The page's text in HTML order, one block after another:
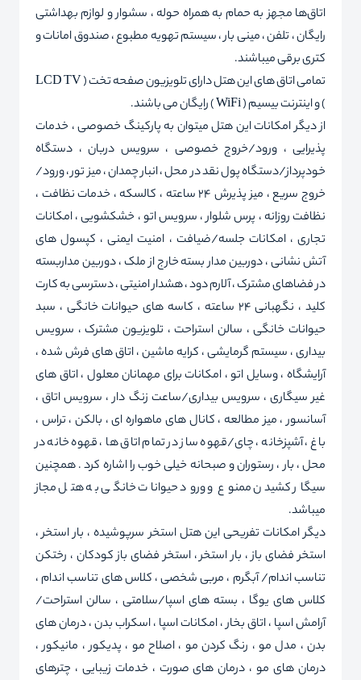
اتاق‌ها مجهز به حمام به همراه حوله ، سشوار و لوازم بهداشتی
رایگان ، تلفن ، مینی بار ، سیستم تهویه مطبوع ، صندوق امانات و
کتری برقی میباشند.
تمامی اتاق های این هتل دارای تلویزیون صفحه تخت ( LCD TV
) و اینترنت بیسیم ( WiFi ) رایگان می باشند.
از دیگر امکانات این هتل میتوان به پارکینگ خصوصی ، خدمات
پذیرایی ، ورود/خروج خصوصی ، سرویس دربان ، دستگاه
خودپرداز/دستگاه پول نقد در محل ، انبار چمدان ، میز تور ، ورود/
خروج سریع ، میز پذیرش 24 ساعته ، کالسکه ، خدمات نظافت ،
نظافت روزانه ، پرس شلوار ، سرویس اتو ، خشکشویی ، امکانات
تجاری ، امکانات جلسه/ضیافت ، امنیت ایمنی ، کپسول های
آتش نشانی ، دوربین مدار بسته خارج از ملک ، دوربین مداربسته
در فضاهای مشترک ، آلارم دود ، هشدار امنیتی ، دسترسی به کارت
کلید ، نگهبانی 24 ساعته ، کاسه های حیوانات خانگی ، سبد
حیوانات خانگی ، سالن استراحت ، تلویزیون مشترک ، سرویس
بیداری ، سیستم گرمایشی ، کرایه ماشین ، اتاق های فرش شده ،
آرایشگاه ، وسایل اتو ، امکانات برای مهمانان معلول ، اتاق های
غیر سیگاری ، سرویس بیداری/ساعت زنگ دار ، سرویس اتاق ،
آسانسور ، میز مطالعه ، کانال های ماهواره ای ، بالکن ، تراس ،
باغ ، آشپزخانه ، چای/قهوه ساز در تمام اتاق ها ، قهوه خانه در
محل ، بار ، رستوران و صبحانه خیلی خوب را اشاره کرد . همچنین
سیگار کشیدن ممنوع و ورود حیوانات خانگی به هتل مجاز
میباشد.
دیگر امکانات تفریحی این هتل استخر سرپوشیده ، بار استخر ،
استخر فضای باز ، بار استخر ، استخر فضای باز کودکان ، رختکن
تناسب اندام/ آبگرم ، مربی شخصی ، کلاس های تناسب اندام ،
کلاس های یوگا ، بسته های اسپا/سلامتی ، سالن استراحت/
آرامش اسپا ، اتاق بخار ، امکانات اسپا ، اسکراب بدن ، درمان های
بدن ، مدل مو ، رنگ کردن مو ، اصلاح مو ، پدیکور ، مانیکور ،
درمان های مو ، درمان های صورت ، خدمات زیبایی ، چترهای